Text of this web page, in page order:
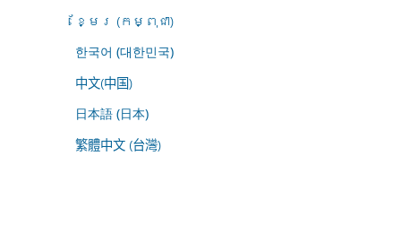
ខ្មែរ (កម្ពុជា)
한국어 (대한민국)
中文(中国)
日本語 (日本)
繁體中文 (台灣)